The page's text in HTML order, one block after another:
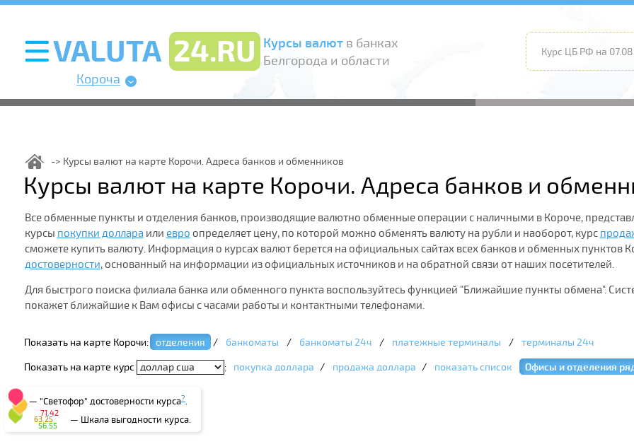
Курсы валютв банках
Белгорода и области
Короча
Курс ЦБ РФ на
Курсы валют на карте Корочи. Адреса банков и обменников
Курсы валют на карте Корочи. Адреса банков и
Все обменные пункты и отделения банков, производящие валютно обменные операции с наличными в Короче,
курсы покупки доллараили евро определяет цену, по которой можно обменять валюту на рубли и наоборот, курс
сможете купить валюту. Информация о курсах валют берется на официальных сайтах всех банков и обменных
достоверности, основанный на информации из официальных источников и на обратной связи от наших посетителей.
Для быстрого поиска филиала банка или обменного пункта воспользуйтесь функцией "Ближайшие пункты обмена".
покажет ближайшие к Вам офисы с часами работы и контактными телефонами.
Показать на карте Корочи: отделения / банкоматы / банкоматы 24ч / платежные терминалы / терминалы 24ч
Показать на карте курс : покупка доллара / продажа доллара / показать список Офисы и отделения
— "Светофор" достоверности курса?.
— Шкала выгодности курса.
56.55
63.25
71.42